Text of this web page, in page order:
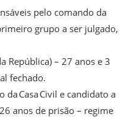
pelo comando da
grupo a ser julgado,
República) – 27 anos e 3
fechado.
Casa Civil e candidato a
anos de prisão – regime